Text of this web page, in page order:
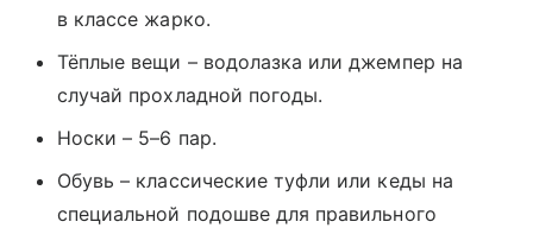
в классе жарко.
Тёплые вещи – водолазка или джемпер на
случай прохладной погоды.
Носки – 5–6 пар.
Обувь – классические туфли или кеды на
специальной подошве для правильного